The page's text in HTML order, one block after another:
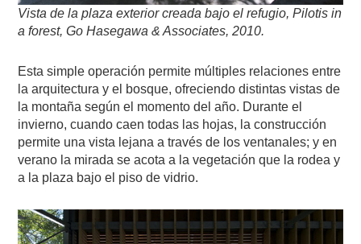
Vista de la plaza exterior creada bajo el refugio, Pilotis in
a forest, Go Hasegawa & Associates, 2010.
Esta simple operación permite múltiples relaciones entre
la arquitectura y el bosque, ofreciendo distintas vistas de
la montaña según el momento del año. Durante el
invierno, cuando caen todas las hojas, la construcción
permite una vista lejana a través de los ventanales; y en
verano la mirada se acota a la vegetación que la rodea y
a la plaza bajo el piso de vidrio.